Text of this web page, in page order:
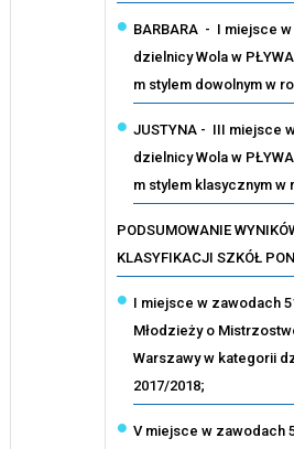
BARBARA - I miejsce
dzielnicy Wola w
m stylem dowolnym w
JUSTYNA - III miejsce
dzielnicy Wola w
m stylem klasycznym w
PODSUMOWANIE
KLASYFIKACJI SZKÓŁ
I miejsce w zawodach
Młodzieży o
Warszawy w kategorii
2017/2018;
V miejsce w zawodach